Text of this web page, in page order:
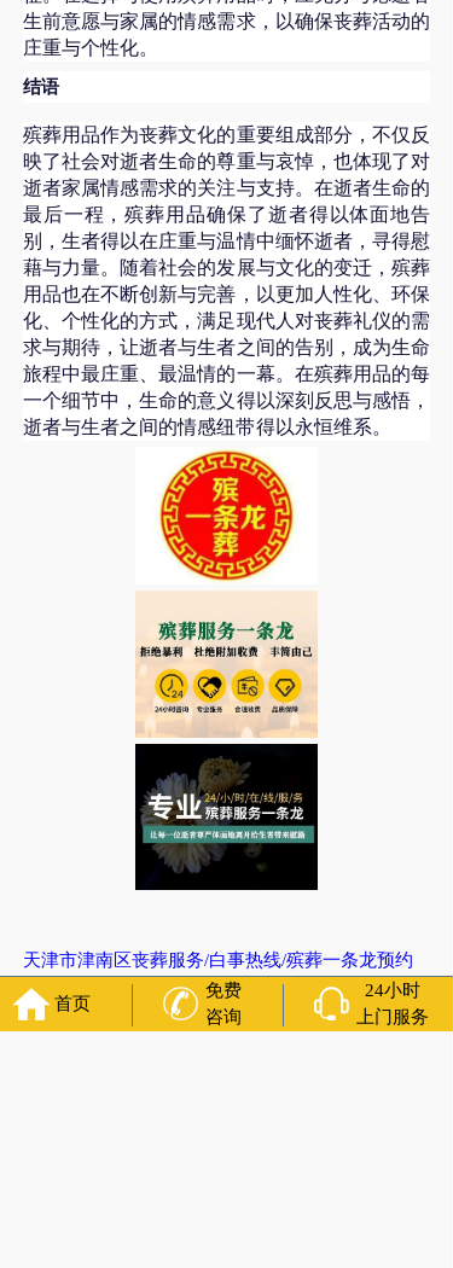
生前意愿与家属的情感需求，以确保丧葬活动的
庄重与个性化。
结语
殡葬用品作为丧葬文化的重要组成部分，不仅反
映了社会对逝者生命的尊重与哀悼，也体现了对
逝者家属情感需求的关注与支持。在逝者生命的
最后一程，殡葬用品确保了逝者得以体面地告
别，生者得以在庄重与温情中缅怀逝者，寻得慰
藉与力量。随着社会的发展与文化的变迁，殡葬
用品也在不断创新与完善，以更加人性化、环保
化、个性化的方式，满足现代人对丧葬礼仪的需
求与期待，让逝者与生者之间的告别，成为生命
旅程中最庄重、最温情的一幕。在殡葬用品的每
一个细节中，生命的意义得以深刻反思与感悟，
逝者与生者之间的情感纽带得以永恒维系。
天津市津南区丧葬服务/白事热线/殡葬一条龙预约
上一篇: 天津市和平区南营门街道租助念厅，立碑
首页
免费
咨询
24小时
上门服务